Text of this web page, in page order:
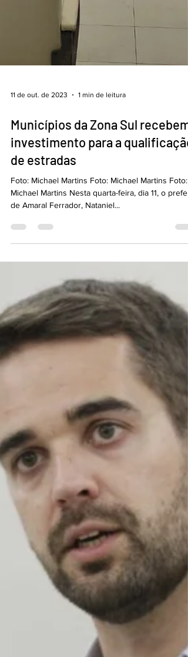
11 de out. de 2023 1 min de leitura
Municípios da Zona Sul recebem
investimento para a qualificação
de estradas
Foto: Michael Martins Foto: Michael Martins Foto:
Michael Martins Nesta quarta-feira, dia 11, o
de Amaral Ferrador, Nataniel...